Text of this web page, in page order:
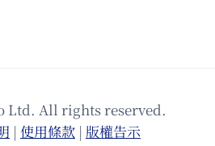
Ltd. All rights reserved.
| 使⽤條款 | 版權告⽰